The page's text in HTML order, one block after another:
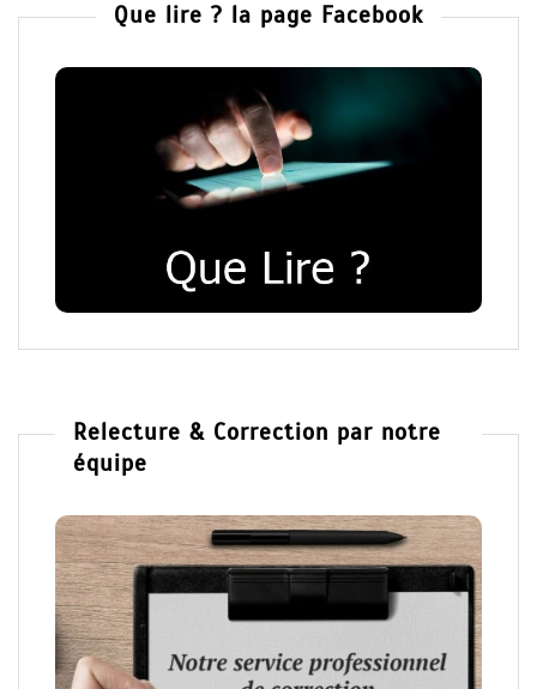
Que lire ? la page Facebook
Relecture & Correction par notre
équipe